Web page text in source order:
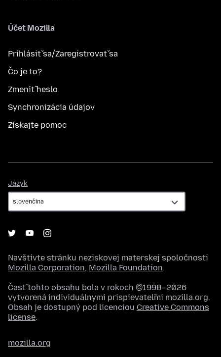
Účet Mozilla
Prihlásiť sa/Zaregistrovať sa
Čo je to?
Zmeniť heslo
Synchronizácia údajov
Získajte pomoc
Jazyk
Navštívte stránku neziskovej materskej spoločnosti
Mozilla Corporation, Mozilla Foundation.
Časť tohto obsahu bola v rokoch ©1998–2026
vytvorená individuálnymi prispievateľmi mozilla.org.
Obsah je dostupný pod licenciou Creative Commons
license.
mozilla.org